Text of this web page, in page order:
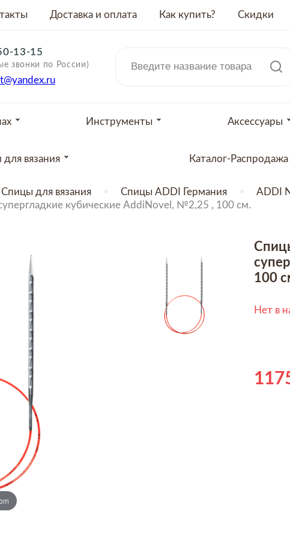
Доставка и оплата Как купить? Скидки
13-15
звонки по России)
Инструменты Аксессуары
вязания Каталог-Распродажа
Спицы для вязания Спицы ADDI Германия
ADDI
кубические AddiNovel, №2,25 , 100 см.
100
Нет в